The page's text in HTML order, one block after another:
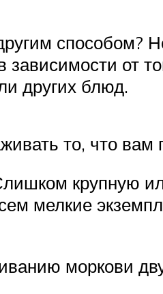
способом?
зависимости от
других блюд.
то, что
крупную
мелкие
моркови